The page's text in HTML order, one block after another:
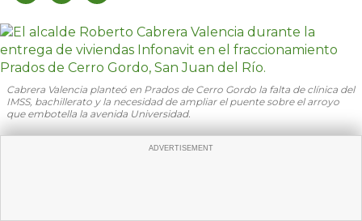
Cabrera Valencia planteó en Prados de Cerro Gordo la falta de clínica del
IMSS, bachillerato y la necesidad de ampliar el puente sobre el arroyo
que embotella la avenida Universidad.
San Juan del Río, Querétaro, 5 de agosto de 2026.—